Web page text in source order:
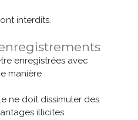
interdits.
enregistrées avec
manière
ne doit dissimuler des
illicites.